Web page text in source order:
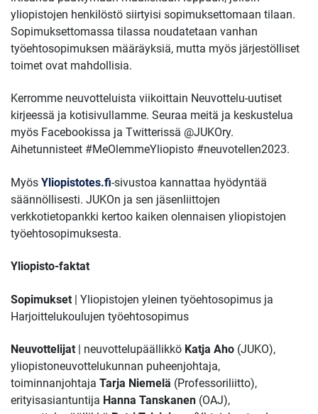
yliopistojen henkilöstö siirtyisi sopimuksettomaan tilaan.
Sopimuksettomassa tilassa noudatetaan vanhan
työehtosopimuksen määräyksiä, mutta myös järjestölliset
toimet ovat mahdollisia.
Kerromme neuvotteluista viikoittain Neuvottelu-uutiset
kirjeessä ja kotisivullamme. Seuraa meitä ja keskustelua
myös Facebookissa ja Twitterissä @JUKOry.
Aihetunnisteet #MeOlemmeYliopisto #neuvotellen2023.
Myös Yliopistotes.fi-sivustoa kannattaa hyödyntää
säännöllisesti. JUKOn ja sen jäsenliittojen
verkkotietopankki kertoo kaiken olennaisen yliopistojen
työehtosopimuksesta.
Yliopisto-faktat
Sopimukset | Yliopistojen yleinen työehtosopimus ja
Harjoittelukoulujen työehtosopimus
Neuvottelijat | neuvottelupäällikkö Katja Aho (JUKO),
yliopistoneuvottelukunnan puheenjohtaja,
toiminnanjohtaja Tarja Niemelä (Professoriliitto),
erityisasiantuntija Hanna Tanskanen (OAJ),